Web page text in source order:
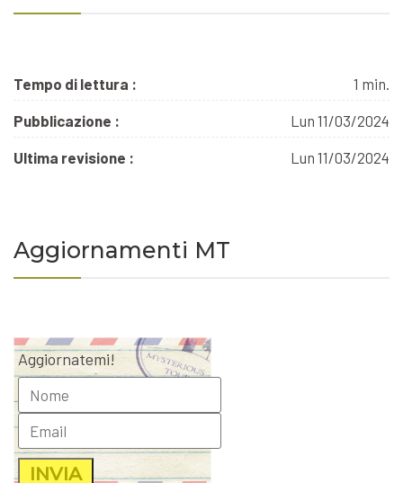
Tempo di lettura : 1 min.
Pubblicazione : Lun 11/03/2024
Ultima revisione : Lun 11/03/2024
Aggiornamenti MT
Aggiornatemi!